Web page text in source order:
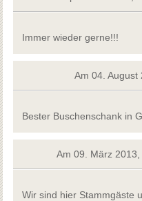
Immer wieder gerne!!!
Am 04. August
Bester Buschenschank in
Am 09. März 2013,
Wir sind hier Stammgäste